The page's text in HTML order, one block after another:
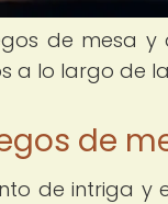
de mesa
a lo largo de
de
de intriga y